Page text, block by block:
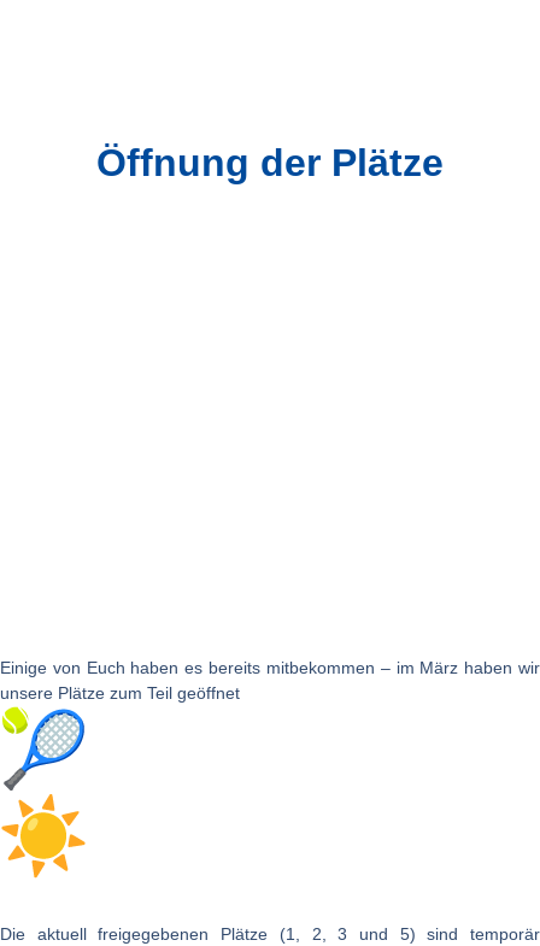
Öffnung der Plätze
Einige von Euch haben es bereits mitbekommen – im März haben wir
unsere Plätze zum Teil geöffnet
Die aktuell freigegebenen Plätze (1, 2, 3 und 5) sind temporär